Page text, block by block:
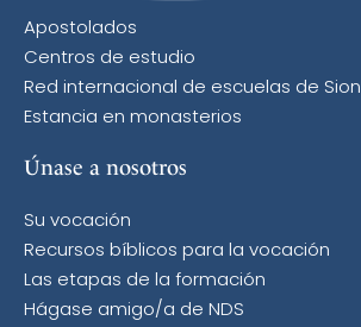
Apostolados
Centros de estudio
Red internacional de escuelas de Sion
Estancia en monasterios
Únase a nosotros
Su vocación
Recursos bíblicos para la vocación
Las etapas de la formación
Hágase amigo/a de NDS